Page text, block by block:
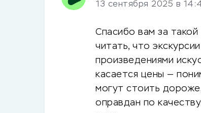
13 сентября 2025 в
Спасибо вам за
читать, что
произведениями
касается цены —
могут стоить
оправдан по